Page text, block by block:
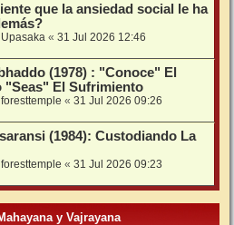
que la ansiedad social le ha
Upasaka « 31 Jul 2026 12:46
(1978) : "Conoce" El
"Seas" El Sufrimiento
foresttemple « 31 Jul 2026 09:26
(1984): Custodiando La
foresttemple « 31 Jul 2026 09:23
y Vajrayana